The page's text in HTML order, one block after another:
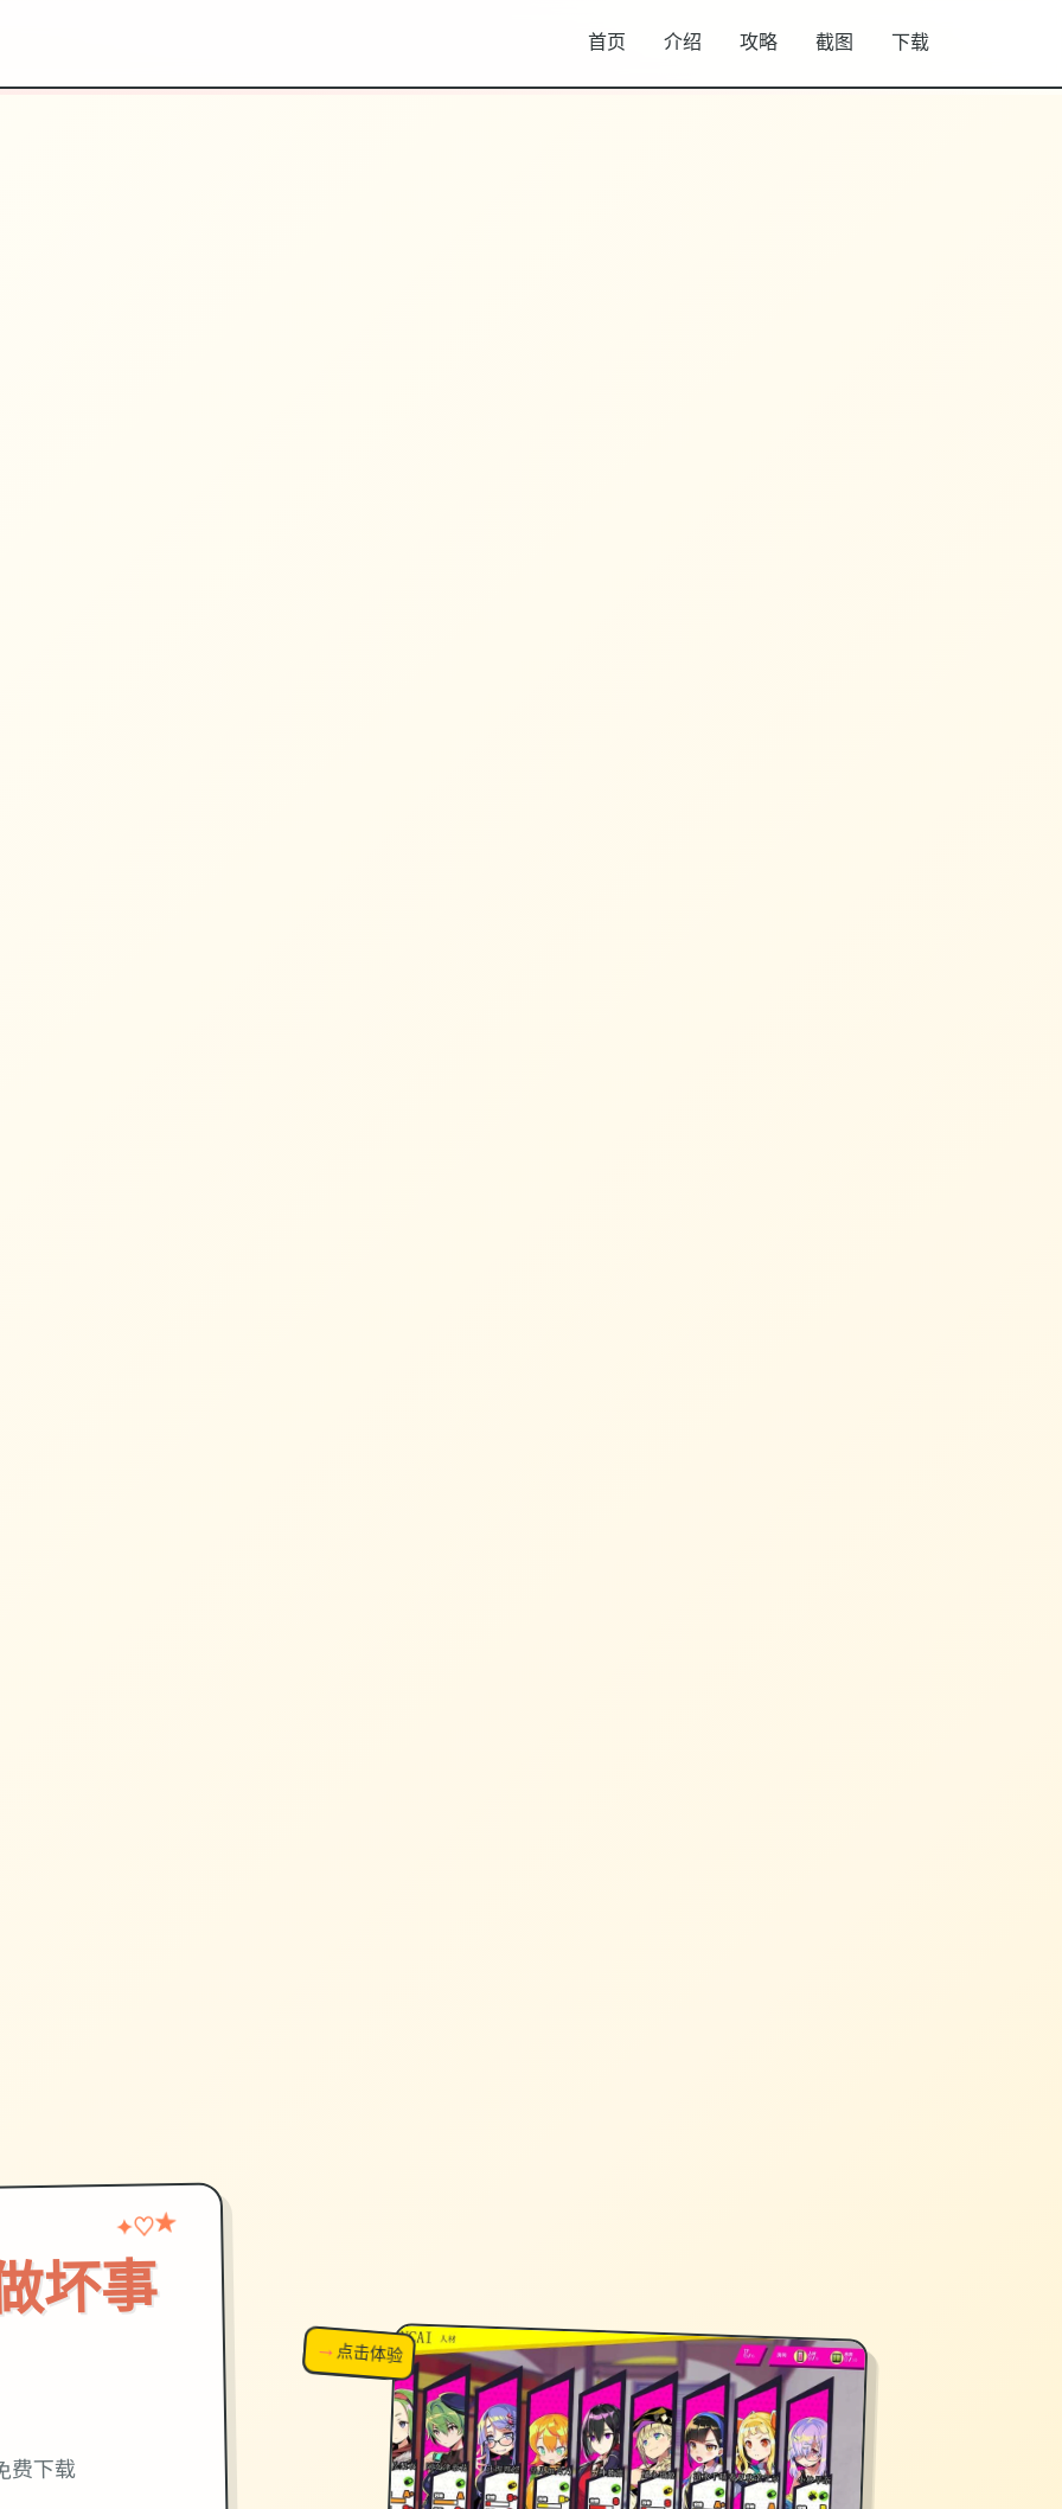
首页 介绍 攻略 截图 下载
坏事
✦
♡★
费下载
↗超棒！
→点击体验